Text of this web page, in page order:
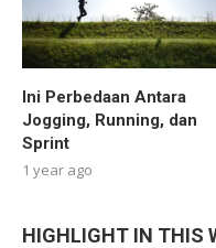
Ini Perbedaan Antara
Jogging, Running, dan
Sprint
1 year ago
HIGHLIGHT IN THIS